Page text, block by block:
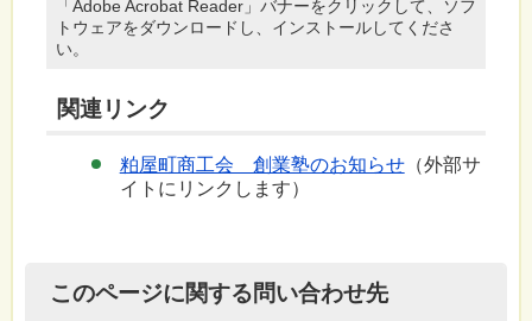
「Adobe Acrobat Reader」バナーをクリックして、ソフ
トウェアをダウンロードし、インストールしてくださ
い。
関連リンク
粕屋町商工会 創業塾のお知らせ（外部サ
イトにリンクします）
このページに関する問い合わせ先